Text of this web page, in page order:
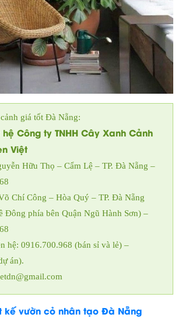
giá tốt Đà Nẵng:
Công ty TNHH Cây Xanh Cảnh
Việt
Hữu Thọ – Cẩm Lệ – TP. Đà Nẵng –
Chí Công – Hòa Quý – TP. Đà Nẵng
Đông phía bên Quận Ngũ Hành Sơn) –
hệ: 0916.700.968 (bán sỉ và lẻ) –
án).
kế vườn cỏ nhân tạo Đà Nẵng